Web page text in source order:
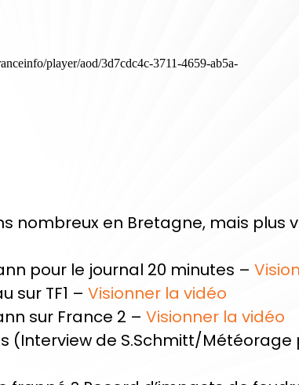
nombreux en Bretagne, mais plus
pour le journal 20 minutes –
sur TF1 – Visionner la vidéo
sur France 2 – Visionner la vidéo
(Interview de S.Schmitt/Météorage